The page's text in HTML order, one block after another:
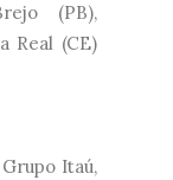
(PB),
Real (CE)
Itaú,